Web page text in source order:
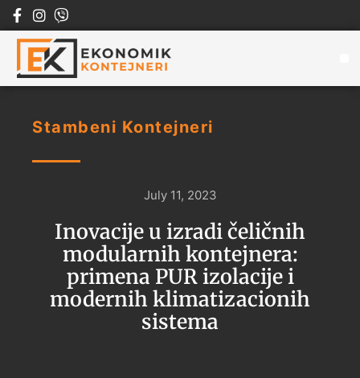
Skip
content
Stambeni Kontejneri
July 11, 2023
Inovacije u izradi čeličnih
modularnih kontejnera:
primena PUR izolacije i
modernih klimatizacionih
sistema